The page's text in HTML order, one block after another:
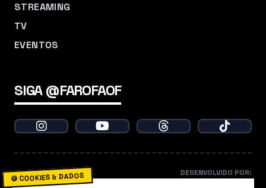
STREAMING
TV
EVENTOS
SIGA @FAROFAOF
DESENVOLVIDO POR:
🍪 COOKIES & DADOS